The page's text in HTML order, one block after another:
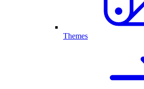
Themes